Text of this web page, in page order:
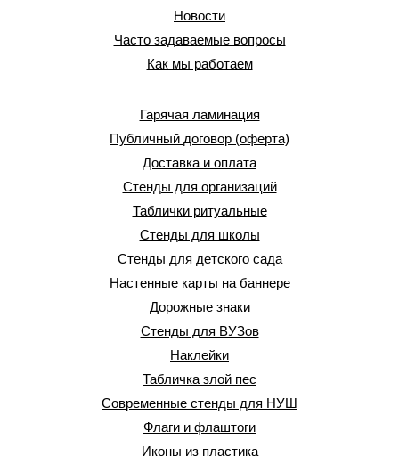
Новости
Часто задаваемые вопросы
Как мы работаем
Гарячая ламинация
Публичный договор (оферта)
Доставка и оплата
Стенды для организаций
Таблички ритуальные
Стенды для школы
Стенды для детского сада
Настенные карты на баннере
Дорожные знаки
Стенды для ВУЗов
Наклейки
Табличка злой пес
Современные стенды для НУШ
Флаги и флаштоги
Иконы из пластика